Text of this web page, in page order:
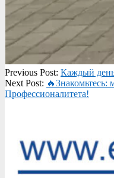
2026-
06-
23
Previous Post: Каждый
Next Post:
Профессионалитета!